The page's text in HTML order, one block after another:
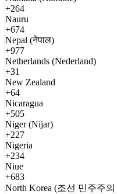
+264
Nauru
+674
Nepal (नेपाल)
+977
Netherlands (Nederland)
+31
New Zealand
+64
Nicaragua
+505
Niger (Nijar)
+227
Nigeria
+234
Niue
+683
North Korea (조선 민주주